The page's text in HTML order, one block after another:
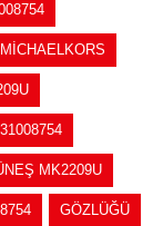
MK2209U
GÖZLÜĞÜ